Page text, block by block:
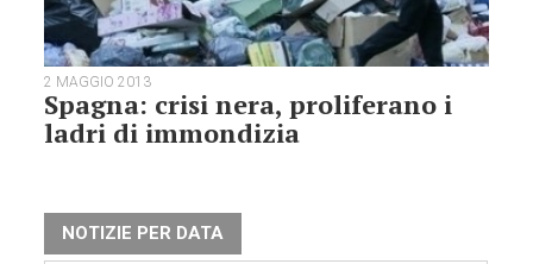
2 MAGGIO 2013
Spagna: crisi nera, proliferano i
ladri di immondizia
NOTIZIE PER DATA